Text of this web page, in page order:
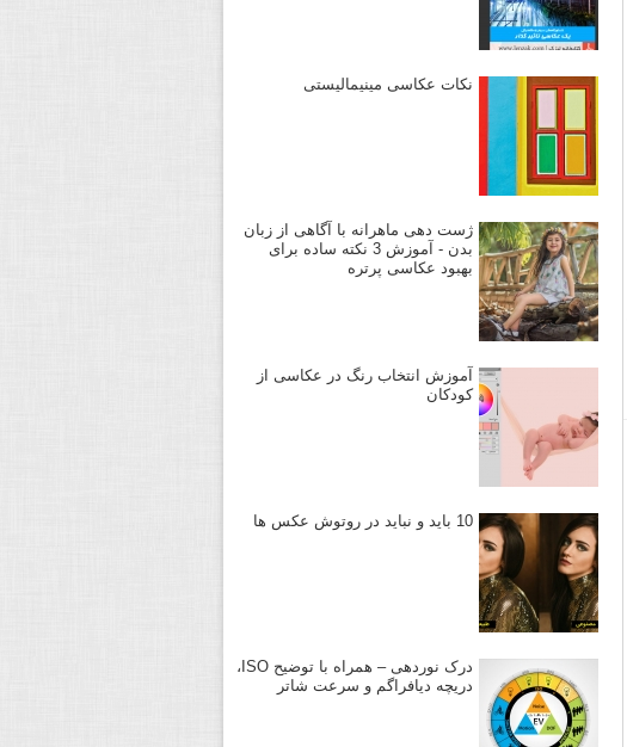
نکات عکاسی مینیمالیستی
ژست دهی ماهرانه با آگاهی از زبان
بدن - آموزش 3 نکته ساده برای
بهبود عکاسی پرتره
آموزش انتخاب رنگ در عکاسی از
کودکان
10 باید و نباید در روتوش عکس ها
درک نوردهی – همراه با توضیح ISO،
دریچه دیافراگم و سرعت شاتر